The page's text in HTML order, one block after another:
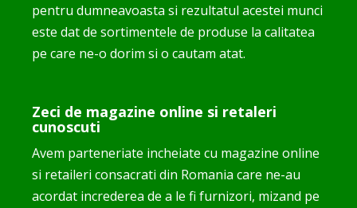
pentru dumneavoasta si rezultatul acestei munci
este dat de sortimentele de produse la calitatea
pe care ne-o dorim si o cautam atat.
Zeci de magazine online si retaleri
cunoscuti
Avem parteneriate incheiate cu magazine online
si retaileri consacrati din Romania care ne-au
acordat increderea de a le fi furnizori, mizand pe